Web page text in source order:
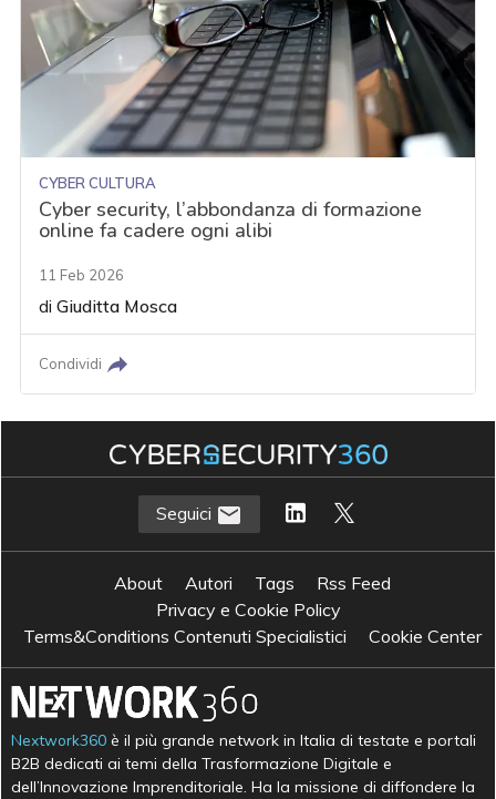
CYBER CULTURA
Cyber security, l’abbondanza di formazione
online fa cadere ogni alibi
11 Feb 2026
diGiuditta Mosca
Condividi
Seguici
About Autori Tags
Rss Feed
Privacy e Cookie Policy
Terms&Conditions Contenuti Specialistici
Cookie Center
Nextwork360 è il più grande network in Italia di testate e portali
B2B dedicati ai temi della Trasformazione Digitale e
dell’Innovazione Imprenditoriale. Ha la missione di diffondere la